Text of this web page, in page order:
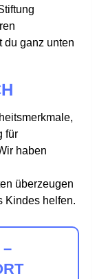
du ganz unten
für
haben
überzeugen
Kindes helfen.
–